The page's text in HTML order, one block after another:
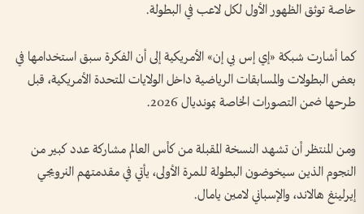
خاصة توثق الظهور الأول لكل لاعب في البطولة.
كما أشارت شبكة «إي إس بي إن» الأمريكية إلى أن الفكرة سبق استخدامها في
بعض البطولات والمسابقات الرياضية داخل الولايات المتحدة الأمريكية، قبل
طرحها ضمن التصورات الخاصة بمونديال 2026.
ومن المنتظر أن تشهد النسخة المقبلة من كأس العالم مشاركة عدد كبير من
النجوم الذين سيخوضون البطولة للمرة الأولى، يأتي في مقدمتهم النرويجي
إيرلينغ هالاند، والإسباني لامين يامال.